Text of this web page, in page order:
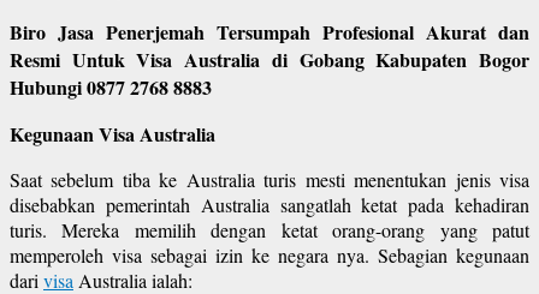
Biro Jasa Penerjemah Tersumpah Profesional Akurat dan
Resmi Untuk Visa Australia di Gobang Kabupaten Bogor
Hubungi 0877 2768 8883
Kegunaan Visa Australia
Saat sebelum tiba ke Australia turis mesti menentukan jenis visa
disebabkan pemerintah Australia sangatlah ketat pada kehadiran
turis. Mereka memilih dengan ketat orang-orang yang patut
memperoleh visa sebagai izin ke negara nya. Sebagian kegunaan
dari visa Australia ialah: